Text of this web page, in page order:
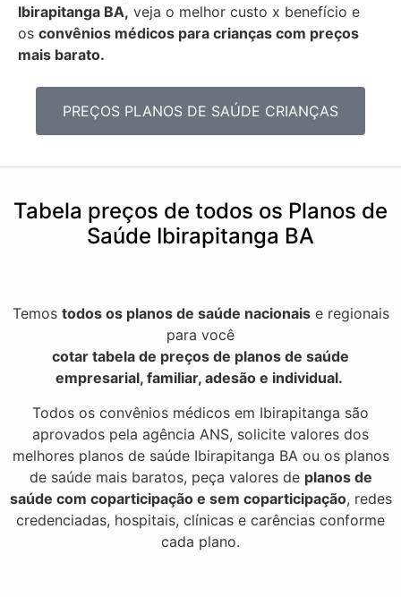
Ibirapitanga BA, veja o melhor custo x benefício e
os convênios médicos para crianças com preços
mais barato.
PREÇOS PLANOS DE SAÚDE CRIANÇAS
Tabela preços de todos os Planos de
Saúde Ibirapitanga BA
Temos todos os planos de saúde nacionaise regionais
para você
cotar tabela de preços de planos de saúde
empresarial, familiar, adesão e individual.
Todos os convênios médicos em Ibirapitanga são
aprovados pela agência ANS, solicite valores dos
melhores planos de saúde Ibirapitanga BA ou os planos
de saúde mais baratos, peça valores de planos de
saúde com coparticipação e sem coparticipação, redes
credenciadas, hospitais, clínicas e carências conforme
cada plano.